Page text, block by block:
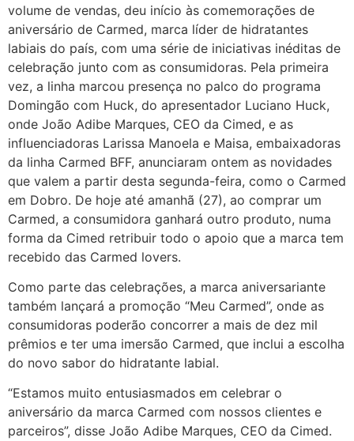
volume de vendas, deu início às comemorações de
aniversário de Carmed, marca líder de hidratantes
labiais do país, com uma série de iniciativas inéditas de
celebração junto com as consumidoras. Pela primeira
vez, a linha marcou presença no palco do programa
Domingão com Huck, do apresentador Luciano Huck,
onde João Adibe Marques, CEO da Cimed, e as
influenciadoras Larissa Manoela e Maisa, embaixadoras
da linha Carmed BFF, anunciaram ontem as novidades
que valem a partir desta segunda-feira, como o Carmed
em Dobro. De hoje até amanhã (27), ao comprar um
Carmed, a consumidora ganhará outro produto, numa
forma da Cimed retribuir todo o apoio que a marca tem
recebido das Carmed lovers.
Como parte das celebrações, a marca aniversariante
também lançará a promoção “Meu Carmed”, onde as
consumidoras poderão concorrer a mais de dez mil
prêmios e ter uma imersão Carmed, que inclui a escolha
do novo sabor do hidratante labial.
“Estamos muito entusiasmados em celebrar o
aniversário da marca Carmed com nossos clientes e
parceiros”, disse João Adibe Marques, CEO da Cimed.